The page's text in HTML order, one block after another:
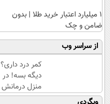
۱ میلیارد اعتبار خرید طلا | بدون
ضامن و چک
از سراسر وب
کمر درد داری؟
دیگه بسه! در
منزل درمانش
کن